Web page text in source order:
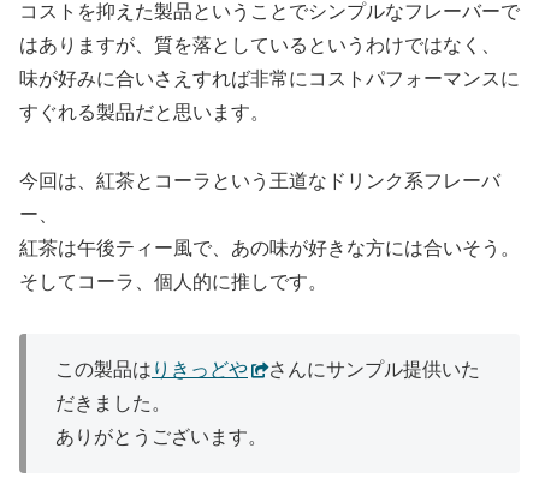
コストを抑えた製品ということでシンプルなフレーバーで
はありますが、質を落としているというわけではなく、
味が好みに合いさえすれば非常にコストパフォーマンスに
すぐれる製品だと思います。
今回は、紅茶とコーラという王道なドリンク系フレーバ
ー、
紅茶は午後ティー風で、あの味が好きな方には合いそう。
そしてコーラ、個人的に推しです。
この製品は りきっどや
さんにサンプル提供いた
だきました。
ありがとうございます。